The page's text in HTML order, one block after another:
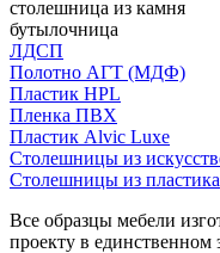
столешница из камня
бутылочница
ЛДСП
Полотно АГТ (МДФ)
Пластик HPL
Пленка ПВХ
Пластик Alvic Luxe
Столешницы из
Столешницы из пластика
Все образцы мебели
проекту в единственном